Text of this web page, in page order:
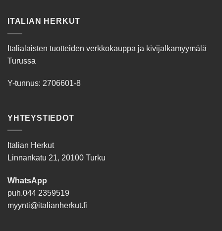
ITALIAN HERKUT
Italialaisten tuotteiden verkkokauppa ja kivijalkamyymälä
Turussa
Y-tunnus: 2706601-8
YHTEYSTIEDOT
Italian Herkut
Linnankatu 21, 20100 Turku
WhatsApp
puh.044 2359519
myynti@italianherkut.fi